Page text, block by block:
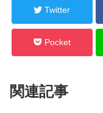
Twitter
Pocket
関連記事